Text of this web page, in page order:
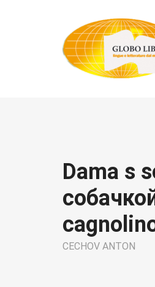
Dama s
CECHOV ANTON